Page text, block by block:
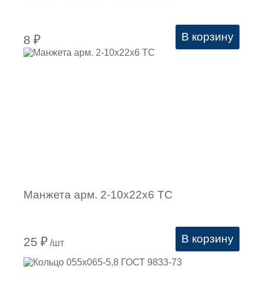
8 ₽ В корзину
Манжета арм. 2-10х22х6 ТC
25 ₽ /шт В корзину